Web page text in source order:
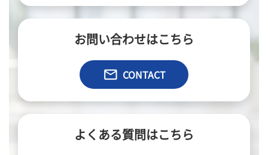
お問い合わせはこちら
email CONTACT
よくある質問はこちら